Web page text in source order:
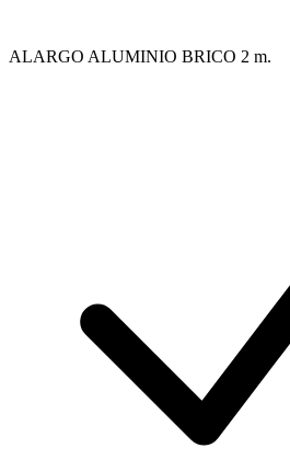
ALARGO ALUMINIO BRICO 2 m.